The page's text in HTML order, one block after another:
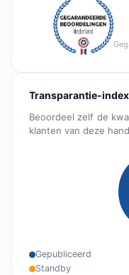
Transparantie-index
Beoordeel zelf de
klanten van deze
Gepubliceerd
Standby